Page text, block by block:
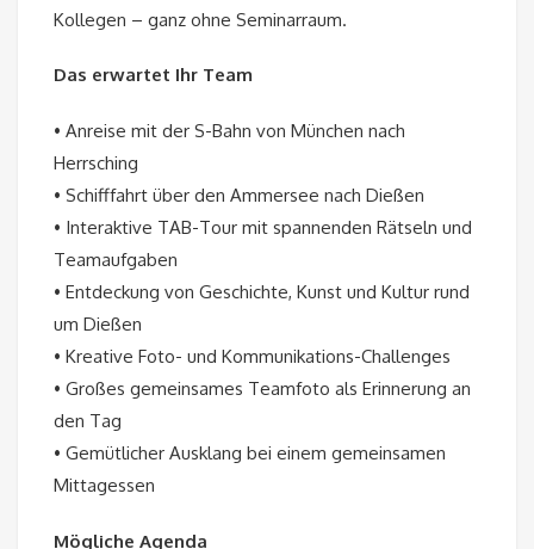
Kollegen – ganz ohne Seminarraum.
Das erwartet Ihr Team
• Anreise mit der S-Bahn von München nach
Herrsching
• Schifffahrt über den Ammersee nach Dießen
• Interaktive TAB-Tour mit spannenden Rätseln und
Teamaufgaben
• Entdeckung von Geschichte, Kunst und Kultur rund
um Dießen
• Kreative Foto- und Kommunikations-Challenges
• Großes gemeinsames Teamfoto als Erinnerung an
den Tag
• Gemütlicher Ausklang bei einem gemeinsamen
Mittagessen
Mögliche Agenda